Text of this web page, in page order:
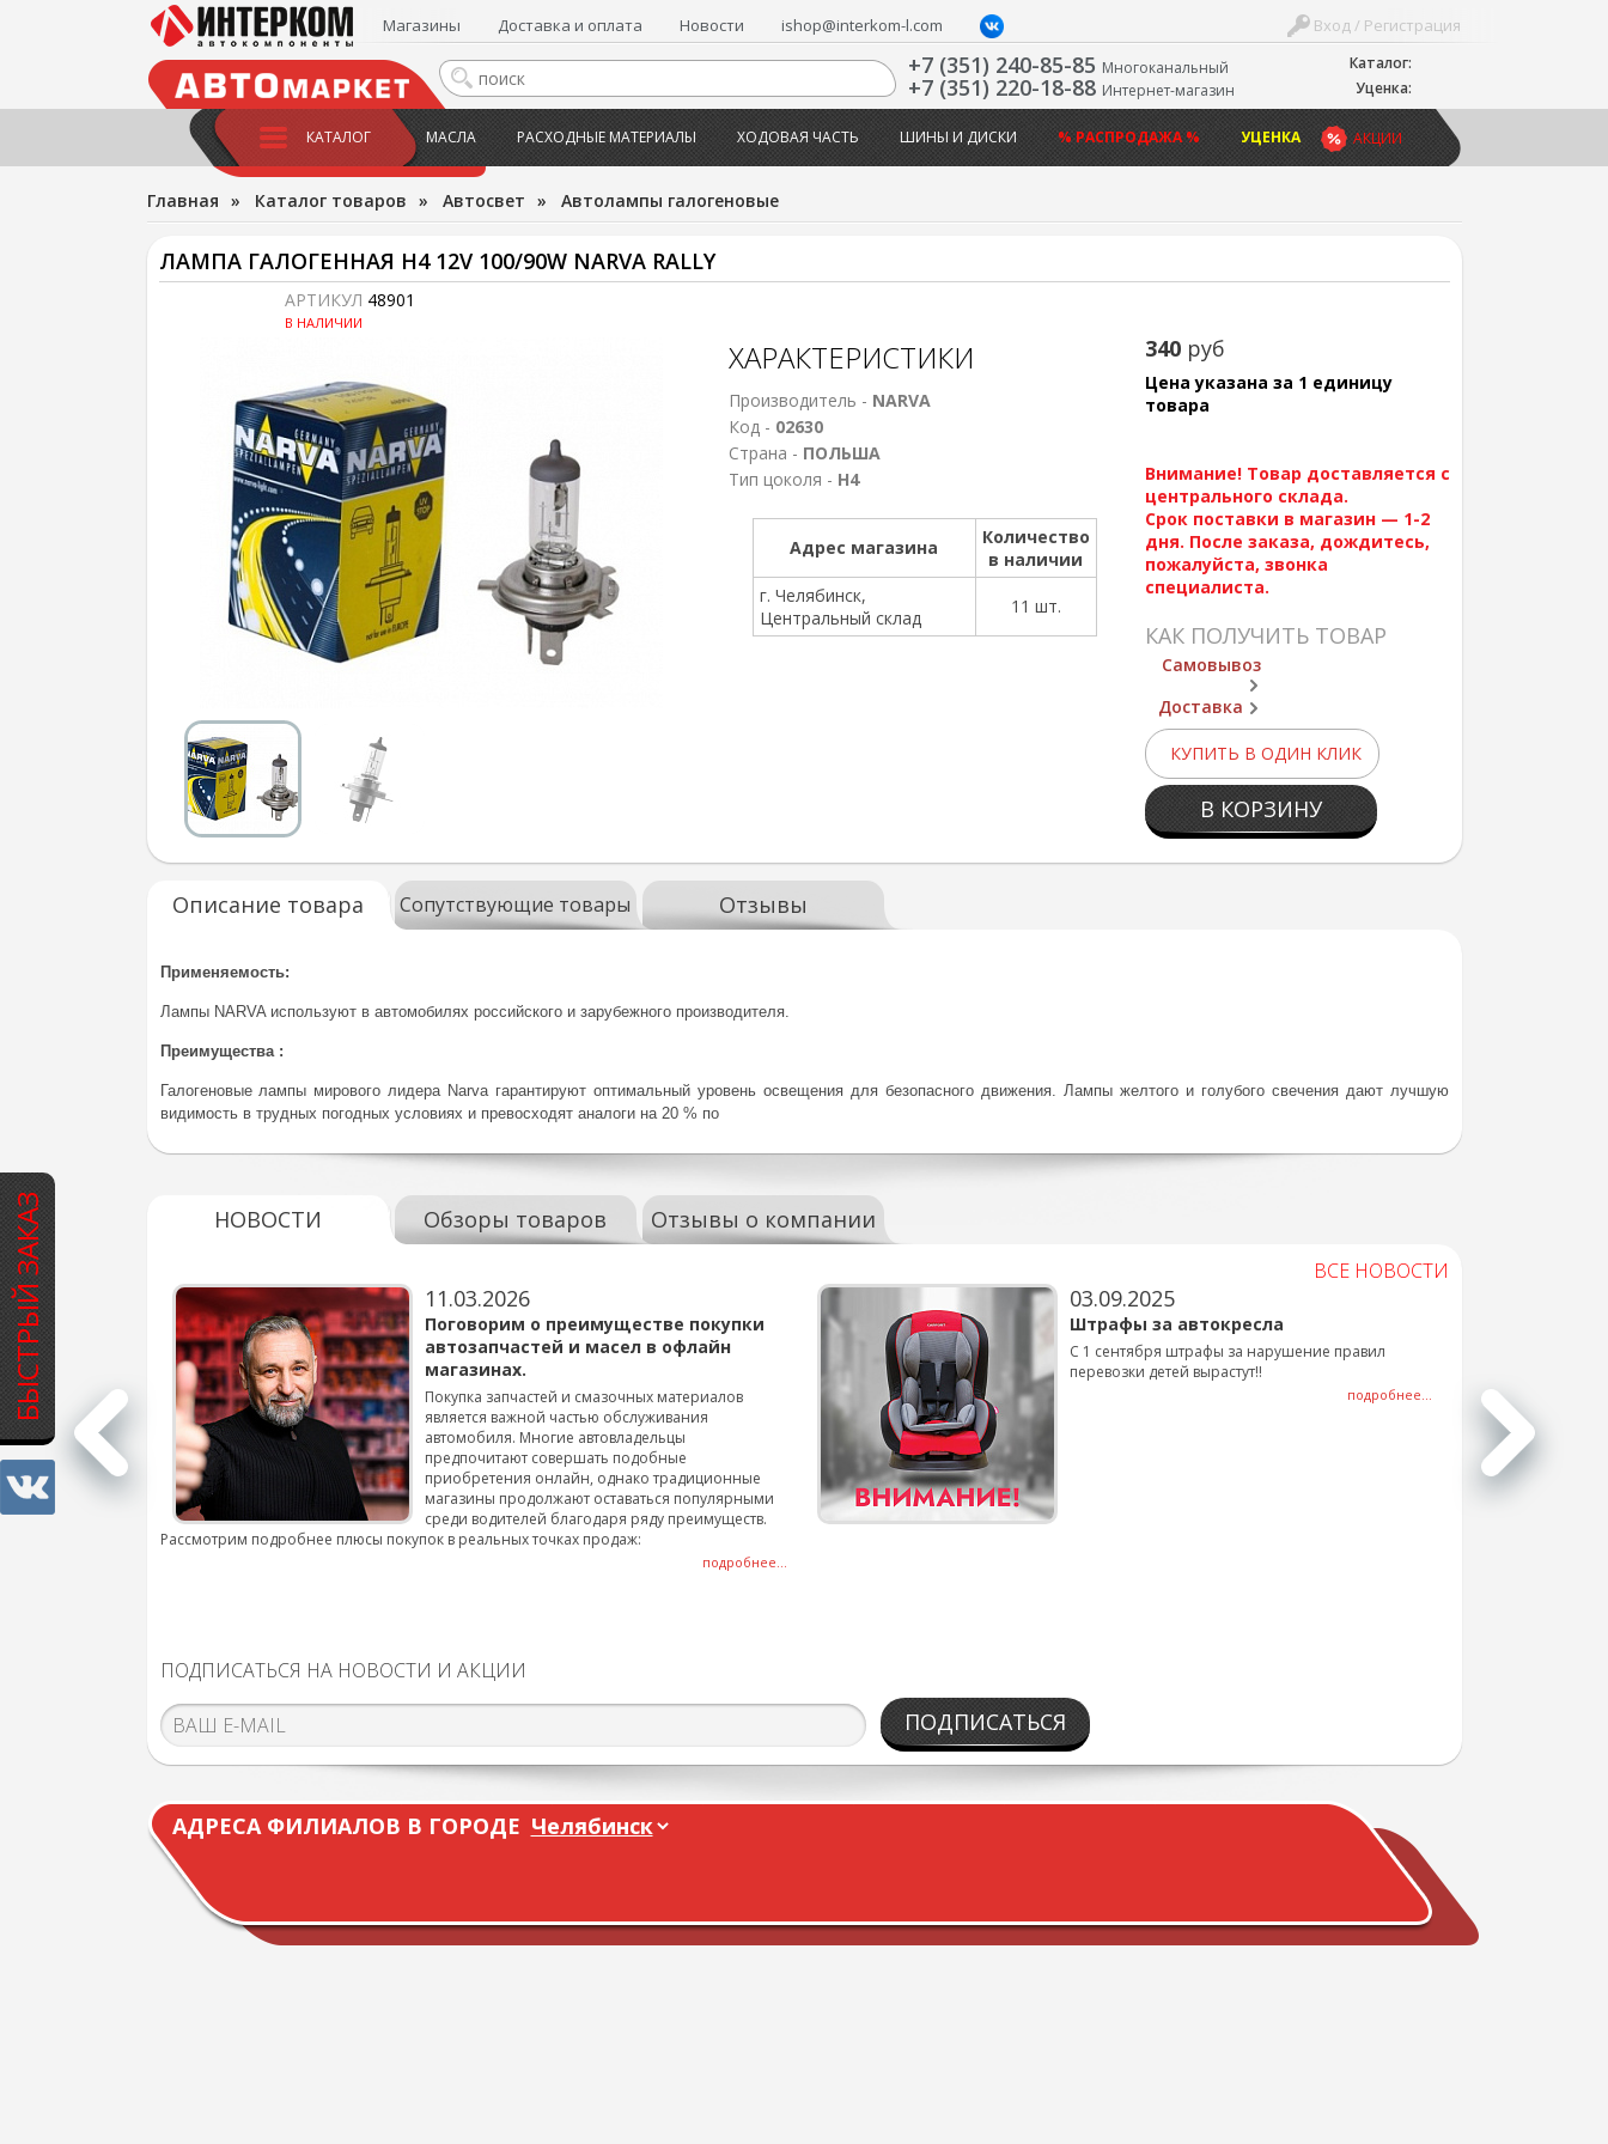
БЫСТРЫЙ ЗАКАЗ
Каталог:
Уценка:
Вход / Регистрация
Магазины Доставка и оплата Новости ishop@interkom-l.com
+7 (351) 240-85-85 Многоканальный
+7 (351) 220-18-88 Интернет-магазин
АКЦИИ
КАТАЛОГ МАСЛА РАСХОДНЫЕ МАТЕРИАЛЫ ХОДОВАЯ ЧАСТЬ ШИНЫ И ДИСКИ % РАСПРОДАЖА % УЦЕНКА
Главная » Каталог товаров » Автосвет » Автолампы галогеновые
ЛАМПА ГАЛОГЕННАЯ H4 12V 100/90W NARVA RALLY
АРТИКУЛ 48901
В НАЛИЧИИ
340 руб
Цена указана за 1 единицу
товара
Внимание! Товар доставляется с
центрального склада.
Срок поставки в магазин — 1-2
дня. После заказа, дождитесь,
пожалуйста, звонка
специалиста.
КАК ПОЛУЧИТЬ ТОВАР
Самовывоз
Доставка
КУПИТЬ В ОДИН КЛИК
В КОРЗИНУ
ХАРАКТЕРИСТИКИ
Производитель - NARVA
Код - 02630
Страна - ПОЛЬША
Тип цоколя - Н4
Адрес магазина
Количество
в наличии
г. Челябинск,
Центральный склад
11 шт.
Описание товара Сопутствующие товары Отзывы
Применяемость:
Лампы NARVA используют в автомобилях российского и зарубежного производителя.
Преимущества :
Галогеновые лампы мирового лидера Narva гарантируют оптимальный уровень освещения для безопасного движения. Лампы желтого и голубого свечения дают лучшую
видимость в трудных погодных условиях и превосходят аналоги на 20 % по
НОВОСТИ Обзоры товаров Отзывы о компании
ВСЕ НОВОСТИ
для
смены шин на
подробнее...
11.03.2026
Поговорим о преимуществе покупки
автозапчастей и масел в офлайн
магазинах.
Покупка запчастей и смазочных материалов
является важной частью обслуживания
автомобиля. Многие автовладельцы
предпочитают совершать подобные
приобретения онлайн, однако традиционные
магазины продолжают оставаться популярными
среди водителей благодаря ряду преимуществ.
Рассмотрим подробнее плюсы покупок в реальных точках продаж:
подробнее...
03.09.2025
Штрафы за автокресла
С 1 сентября штрафы за нарушение правил
перевозки детей вырастут!!
подробнее...
ПОДПИСАТЬСЯ НА НОВОСТИ И АКЦИИ
ПОДПИСАТЬСЯ
АДРЕСА ФИЛИАЛОВ В ГОРОДЕ